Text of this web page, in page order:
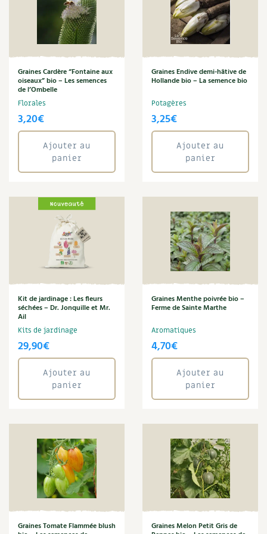
Carnets de saison
Compléments
Dossier4 saisons
Actualités
Conseils vidéo des
Tous au jardin ! avec Pascal
La vie secrète du jardin
BD : La folle histoire des plantes
Verveine de Buenos Aires
Annuler les filtres
Graines Cardère “Fontaine aux
oiseaux” bio – Les semences
de l’Ombelle
Florales
3,20€
Ajouter au
panier
Graines Endive demi-hâtive de
Hollande bio – La semence bio
Potagères
3,25€
Ajouter au
panier
Kit de jardinage : Les fleurs
séchées – Dr. Jonquille et Mr.
Ail
Kits de jardinage
29,90€
Ajouter au
panier
Graines Menthe poivrée bio –
Ferme de Sainte Marthe
Aromatiques
4,70€
Ajouter au
panier
Graines Tomate Flammée blush Graines Melon Petit Gris de